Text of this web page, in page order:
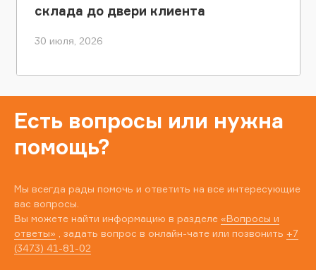
склада до двери клиента
30 июля, 2026
Есть вопросы или нужна
помощь?
Мы всегда рады помочь и ответить на все интересующие
вас вопросы.
Вы можете найти информацию в разделе «Вопросы и
ответы» , задать вопрос в онлайн-чате или позвонить +7
(3473) 41-81-02